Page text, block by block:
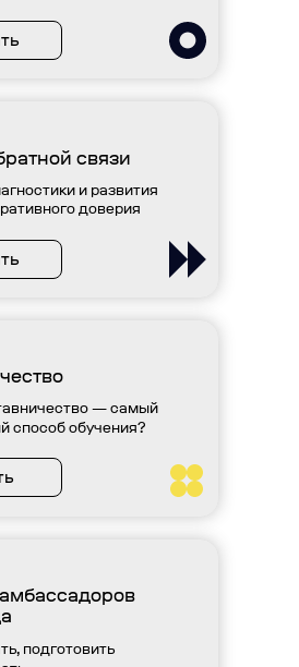
подготовить
— самый
способ обучения?
связи
и развития
доверия